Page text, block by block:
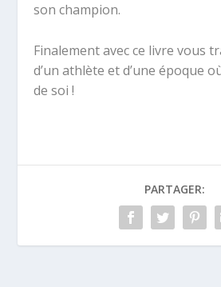
son champion.
Finalement avec ce livre vous
d’un athlète et d’une époque
de soi !
PARTAGER: